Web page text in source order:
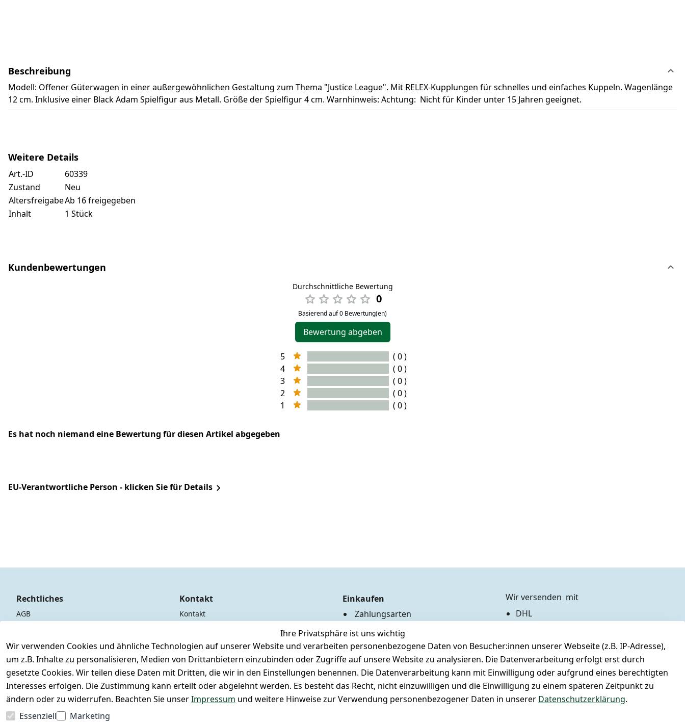
Beschreibung
Modell: Offener Güterwagen in einer außergewöhnlichen Gestaltung zum Thema "Justice League". Mit RELEX-Kupplungen für schnelles und einfaches Kuppeln. Wagenlänge
12 cm. Inklusive einer Black Adam Spielfigur aus Metall. Größe der Spielfigur 4 cm. Warnhinweis: Achtung: Nicht für Kinder unter 15 Jahren geeignet.
Weitere Details
Art.-ID
60339
Zustand
Neu
AltersfreigabeAb 16 freigegeben
Inhalt
1 Stück
Kundenbewertungen
Durchschnittliche Bewertung
0
Basierend auf 0 Bewertung(en)
Bewertung abgeben
5
( 0 )
4
( 0 )
3
( 0 )
2
( 0 )
1
( 0 )
Es hat noch niemand eine Bewertung für diesen Artikel abgegeben
EU-Verantwortliche Person - klicken Sie für Details
Ihre Privatsphäre ist uns wichtig
Wir verwenden Cookies und ähnliche Technologien auf unserer Website und verarbeiten personenbezogene Daten von Besucher:innen unserer Webseite (z.B. IP-Adresse),
um z.B. Inhalte zu personalisieren, Medien von Drittanbietern einzubinden oder Zugriffe auf unsere Website zu analysieren. Die Datenverarbeitung erfolgt erst durch
gesetzte Cookies. Wir teilen diese Daten mit Dritten, die wir in den Einstellungen benennen. Die Datenverarbeitung kann mit Einwilligung oder aufgrund eines berechtigten
Interesses erfolgen. Die Zustimmung kann erteilt oder abgelehnt werden. Es besteht das Recht, nicht einzuwilligen und die Einwilligung zu einem späteren Zeitpunkt zu
ändern oder zu widerrufen. Beachten Sie unserImpressum und weitere Hinweise zur Verwendung personenbezogener Daten in unserer Datenschutzerklärung.
Essenziell
Marketing
Rechtliches
AGB
Datenschutzerklärung
Widerrufsrecht
Kontakt
Kontakt
Einkaufen
Zahlungsarten
Hilfe
Batterieentsorgung
Märklin Insider Club
Unser Ladengeschäft
Newsletteranmeldung
Wir versenden  mit
DHL
Vorkasse
Barzahlung bei Abholung
PayPal / Kreditkarte